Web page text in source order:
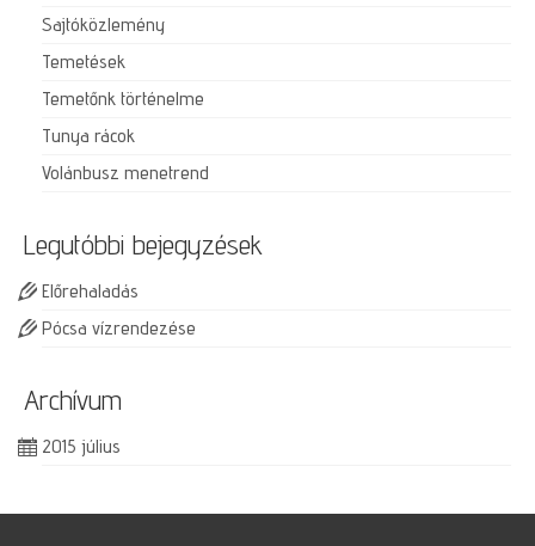
Sajtóközlemény
Temetések
Temetőnk történelme
Tunya rácok
Volánbusz menetrend
Legutóbbi bejegyzések
Előrehaladás
Pócsa vízrendezése
Archívum
2015 július